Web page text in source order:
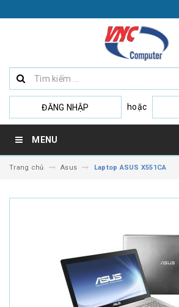
ĐĂNG NHẬP hoặc
MENU
Trang chủ Asus Laptop ASUS X551CA